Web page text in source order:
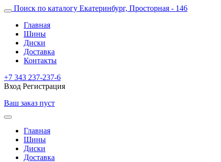
Поиск по каталогу Екатеринбург, Просторная - 146
Главная
Шины
Диски
Доставка
Контакты
+7 343 237-237-6
Вход Регистрация
Ваш заказ пуст
Главная
Шины
Диски
Доставка